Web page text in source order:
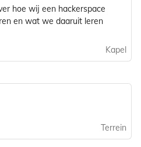
hoe wij een hackerspace
en wat we daaruit leren
Kapel
Terrein